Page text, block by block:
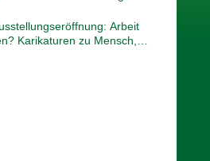
Arbeit
Karikaturen zu Mensch,